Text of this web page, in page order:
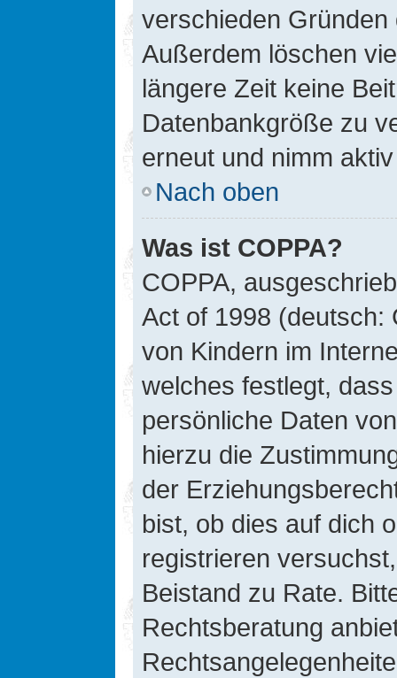
verschieden
Außerdem löschen
längere Zeit keine
Datenbankgröße zu
erneut und nimm
Nach oben
Was ist COPPA?
COPPA,
Act of 1998 (deutsch:
von Kindern im
welches festlegt,
persönliche Daten
hierzu die
der
bist, ob dies auf dich
registrieren
Beistand zu Rate.
Rechtsberatung